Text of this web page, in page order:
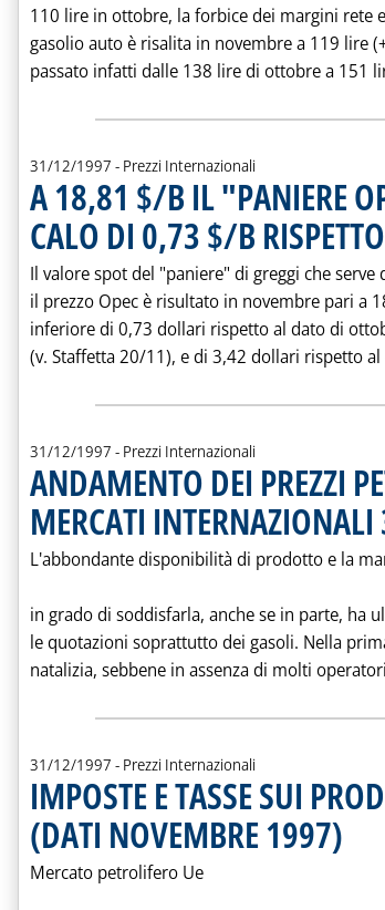
110 lire in ottobre, la forbice dei margini rete
gasolio auto è risalita in novembre a 119 lire
passato infatti dalle 138 lire di ottobre a 151
31/12/1997 - Prezzi Internazionali
A 18,81 $/B IL "PANIERE
CALO DI 0,73 $/B
Il valore spot del "paniere" di greggi che
il prezzo Opec è risultato in novembre pari a
inferiore di 0,73 dollari rispetto al dato di
(v. Staffetta 20/11), e di 3,42 dollari rispetto
31/12/1997 - Prezzi Internazionali
ANDAMENTO DEI PREZZI
MERCATI
L'abbondante disponibilità di prodotto e la
in grado di soddisfarla, anche se in parte, ha
le quotazioni soprattutto dei gasoli. Nella
natalizia, sebbene in assenza di molti
31/12/1997 - Prezzi Internazionali
IMPOSTE E TASSE SUI
(DATI NOVEMBRE 1997)
Mercato petrolifero Ue